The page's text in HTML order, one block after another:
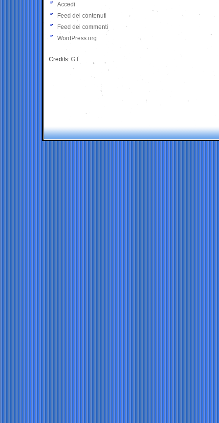
Accedi
Feed dei contenuti
Feed dei commenti
WordPress.org
Credits: G.I